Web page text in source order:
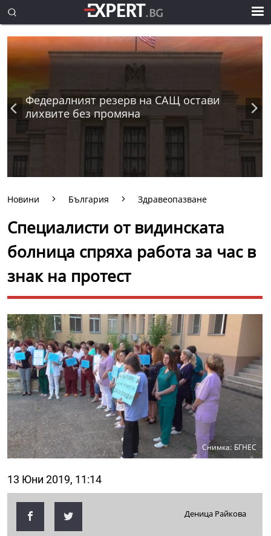
Федералният резерв на САЩ остави
лихвите без промяна
Новини България Здравеопазване
Специалисти от видинската
болница спряха работа за час в
знак на протест
Снимка: БГНЕС
13 Юни 2019, 11:14
Деница Райкова